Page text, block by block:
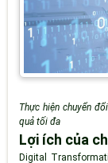
Thực hiện chuyển
quả tối đa
Lợi ích của
Digital